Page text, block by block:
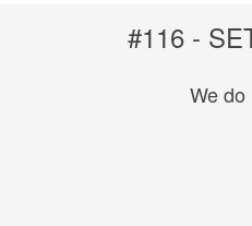
#116 -
We